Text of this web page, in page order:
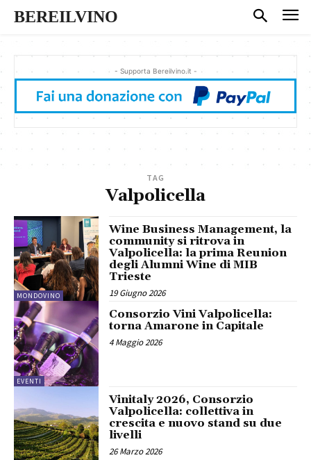
BEREILVINO
- Supporta Bereilvino.it -
TAG
Valpolicella
MONDOVINO
Wine Business Management, la
community si ritrova in
Valpolicella: la prima Reunion
degli Alumni Wine di MIB
Trieste
19 Giugno 2026
EVENTI
Consorzio Vini Valpolicella:
torna Amarone in Capitale
4 Maggio 2026
Vinitaly 2026, Consorzio
Valpolicella: collettiva in
crescita e nuovo stand su due
livelli
26 Marzo 2026